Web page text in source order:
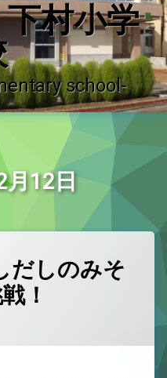
癒報告書
西部） 外国語活動・外国
村小学
school-
月12日
だしのみそ
！